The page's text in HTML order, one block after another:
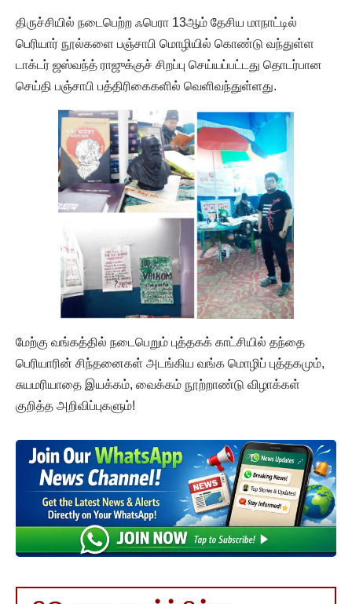
திருச்சியில் நடைபெற்ற ஃபெரா 13ஆம் தேசிய மாநாட்டில்
பெரியார் நூல்களை பஞ்சாபி மொழியில் கொண்டு வந்துள்ள
டாக்டர் ஜஸ்வந்த் ராஜுக்குச் சிறப்பு செய்யப்பட்டது தொடர்பான
செய்தி பஞ்சாபி பத்திரிகைகளில் வெளிவந்துள்ளது.
மேற்கு வங்கத்தில் நடைபெறும் புத்தகக் காட்சியில் தந்தை
பெரியாரின் சிந்தனைகள் அடங்கிய வங்க மொழிப் புத்தகமும்,
சுயமரியாதை இயக்கம், வைக்கம் நூற்றாண்டு விழாக்கள்
குறித்த அறிவிப்புகளும்!